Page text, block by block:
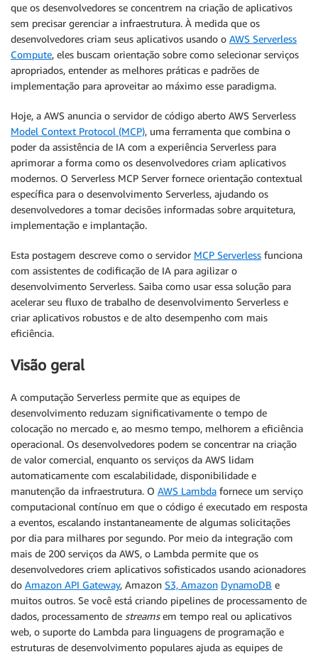
que os desenvolvedores se concentrem na criação de aplicativos
sem precisar gerenciar a infraestrutura. À medida que os
desenvolvedores criam seus aplicativos usando o AWS Serverless
Compute, eles buscam orientação sobre como selecionar serviços
apropriados, entender as melhores práticas e padrões de
implementação para aproveitar ao máximo esse paradigma.
Hoje, a AWS anuncia o servidor de código aberto AWS Serverless
Model Context Protocol (MCP), uma ferramenta que combina o
poder da assistência de IA com a experiência Serverless para
aprimorar a forma como os desenvolvedores criam aplicativos
modernos. O Serverless MCP Server fornece orientação contextual
específica para o desenvolvimento Serverless, ajudando os
desenvolvedores a tomar decisões informadas sobre arquitetura,
implementação e implantação.
Esta postagem descreve como o servidor MCP Serverless funciona
com assistentes de codificação de IA para agilizar o
desenvolvimento Serverless. Saiba como usar essa solução para
acelerar seu fluxo de trabalho de desenvolvimento Serverless e
criar aplicativos robustos e de alto desempenho com mais
eficiência.
Visão geral
A computação Serverless permite que as equipes de
desenvolvimento reduzam significativamente o tempo de
colocação no mercado e, ao mesmo tempo, melhorem a eficiência
operacional. Os desenvolvedores podem se concentrar na criação
de valor comercial, enquanto os serviços da AWS lidam
automaticamente com escalabilidade, disponibilidade e
manutenção da infraestrutura. O AWS Lambda fornece um serviço
computacional contínuo em que o código é executado em resposta
a eventos, escalando instantaneamente de algumas solicitações
por dia para milhares por segundo. Por meio da integração com
mais de 200 serviços da AWS, o Lambda permite que os
desenvolvedores criem aplicativos sofisticados usando acionadores
do Amazon API Gateway, Amazon S3, Amazon DynamoDB e
muitos outros. Se você está criando pipelines de processamento de
dados, processamento de streamsem tempo real ou aplicativos
web, o suporte do Lambda para linguagens de programação e
estruturas de desenvolvimento populares ajuda as equipes de